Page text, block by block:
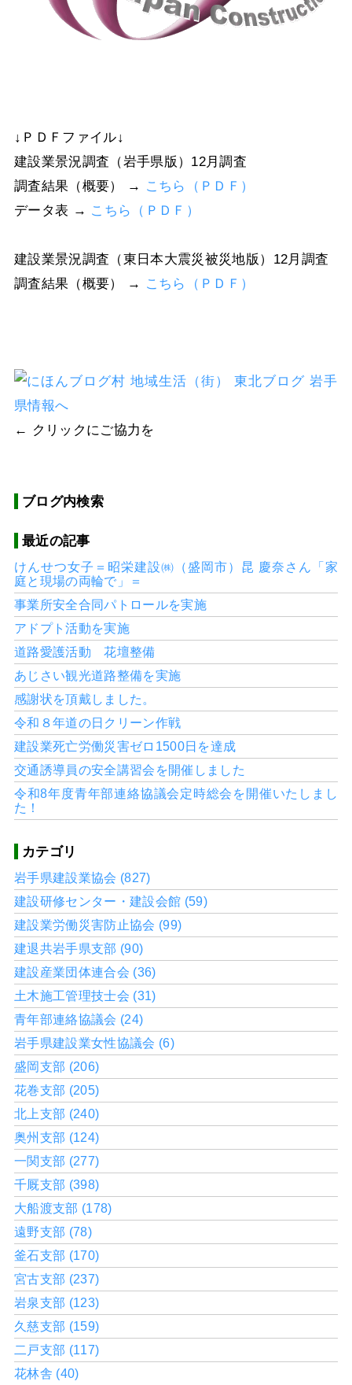
↓ＰＤＦファイル↓
建設業景況調査（岩手県版）12月調査
調査結果（概要） → こちら（ＰＤＦ）
データ表 → こちら（ＰＤＦ）
建設業景況調査（東日本大震災被災地版）12月調査
調査結果（概要） → こちら（ＰＤＦ）
← クリックにご協力を
ブログ内検索
最近の記事
けんせつ女子＝昭栄建設㈱（盛岡市）昆 慶奈さん「家
庭と現場の両輪で」＝
事業所安全合同パトロールを実施
アドプト活動を実施
道路愛護活動 花壇整備
あじさい観光道路整備を実施
感謝状を頂戴しました。
令和８年道の日クリーン作戦
建設業死亡労働災害ゼロ1500日を達成
交通誘導員の安全講習会を開催しました
令和8年度青年部連絡協議会定時総会を開催いたしまし
た！
カテゴリ
岩手県建設業協会 (827)
建設研修センター・建設会館 (59)
建設業労働災害防止協会 (99)
建退共岩手県支部 (90)
建設産業団体連合会 (36)
土木施工管理技士会 (31)
青年部連絡協議会 (24)
岩手県建設業女性協議会 (6)
盛岡支部 (206)
花巻支部 (205)
北上支部 (240)
奥州支部 (124)
一関支部 (277)
千厩支部 (398)
大船渡支部 (178)
遠野支部 (78)
釜石支部 (170)
宮古支部 (237)
岩泉支部 (123)
久慈支部 (159)
二戸支部 (117)
花林舎 (40)